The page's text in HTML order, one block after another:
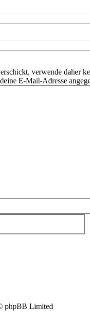
verwende daher
E-Mail-Adresse
phpBB Limited